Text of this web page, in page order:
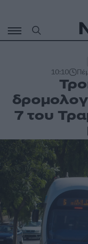
περιεχόμενο
10:10
7 του